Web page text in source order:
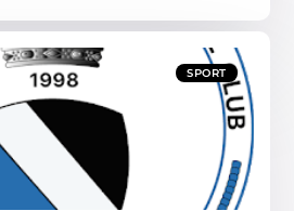
SPORT